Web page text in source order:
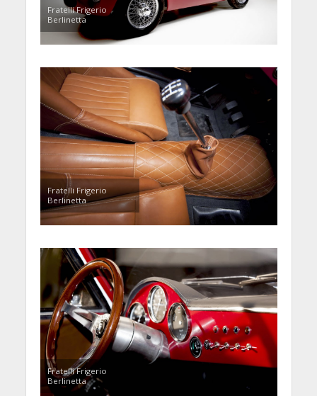
Fratelli Frigerio
Berlinetta
Fratelli Frigerio
Berlinetta
Fratelli Frigerio
Berlinetta